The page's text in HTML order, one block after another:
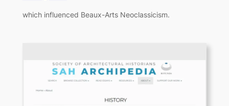
which influenced Beaux-Arts Neoclassicism.